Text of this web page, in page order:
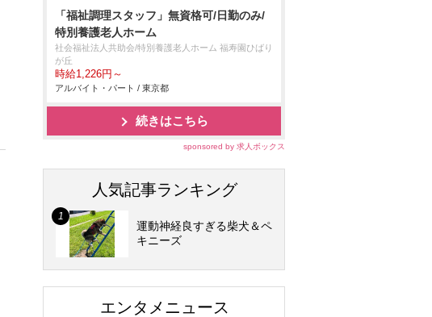
「福祉調理スタッフ」無資格可/日勤のみ/
特別養護老人ホーム
社会福祉法人共助会/特別養護老人ホーム 福寿園ひばり
が丘
時給1,226円～
アルバイト・パート / 東京都
続きはこちら
sponsored by 求人ボックス
人気記事ランキング
運動神経良すぎる柴犬＆ペ
キニーズ
エンタメニュース